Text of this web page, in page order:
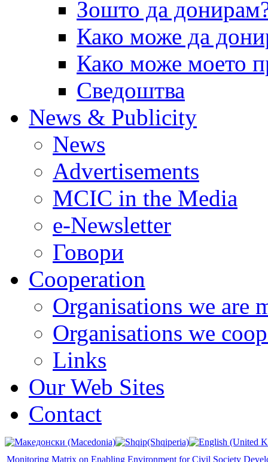
Зошто да
Како може да
Како може моето
Сведоштва
News & Publicity
News
Advertisements
MCIC in the Media
e-Newsletter
Говори
Cooperation
Organisations we are
Organisations we
Links
Our Web Sites
Contact
Monitoring Matrix on Enabling Environment for Civil Society